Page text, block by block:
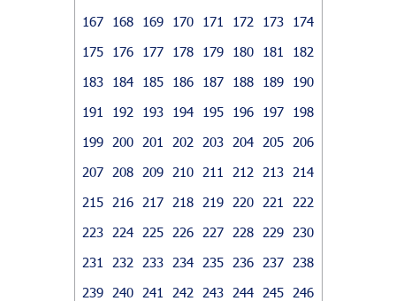
167
168 169 170 171 172 173
174
175
176 177 178 179 180 181
182
183
184 185 186 187 188 189
190
191
192 193 194 195 196 197
198
199
200 201 202 203 204 205
206
207
208 209 210 211 212 213
214
215
216 217 218 219 220 221
222
223
224 225 226 227 228 229
230
231
232 233 234 235 236 237
238
239
240 241 242 243 244 245
246